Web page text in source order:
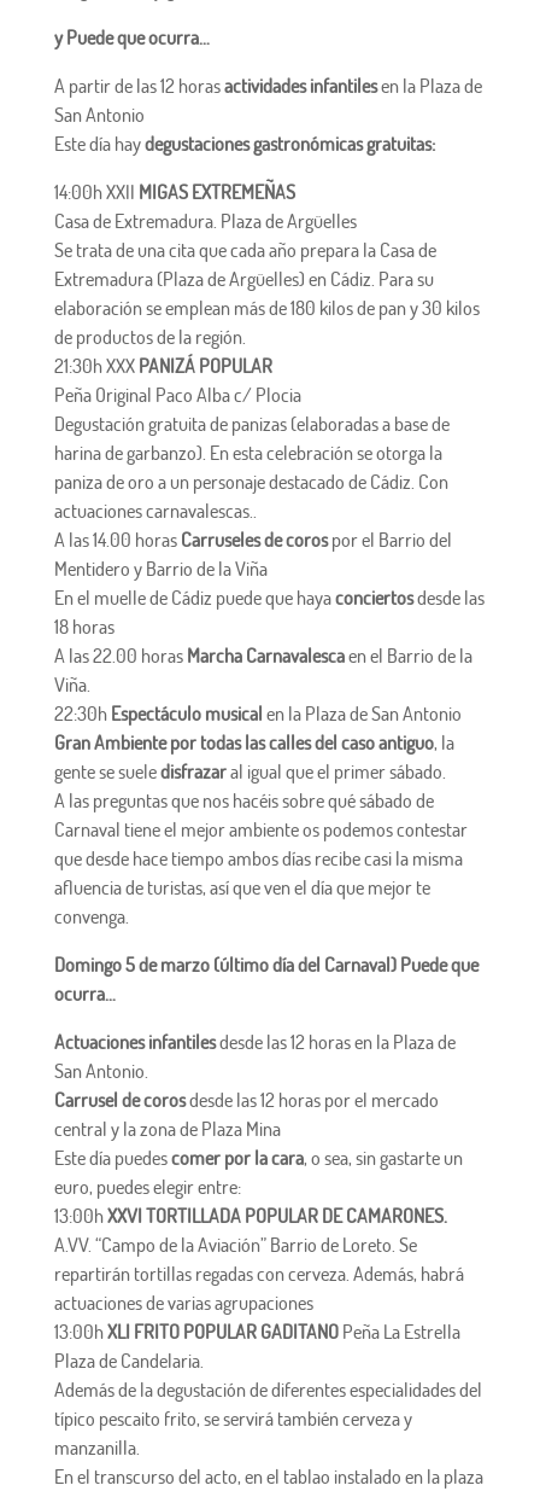
y Puede que ocurra…
A partir de las 12 horasactividades infantilesen la Plaza de
San Antonio
Este día haydegustaciones gastronómicas gratuitas:
14:00h XXII MIGAS EXTREMEÑAS
Casa de Extremadura. Plaza de Argüelles
Se trata de una cita que cada año prepara la Casa de
Extremadura (Plaza de Argüelles) en Cádiz. Para su
elaboración se emplean más de 180 kilos de pan y 30 kilos
de productos de la región.
21:30h XXX PANIZÁ POPULAR
Peña Original Paco Alba c/ Plocia
Degustación gratuita de panizas (elaboradas a base de
harina de garbanzo). En esta celebración se otorga la
paniza de oro a un personaje destacado de Cádiz. Con
actuaciones carnavalescas..
A las 14.00 horas Carruseles de corospor el Barrio del
Mentidero y Barrio de la Viña
En el muelle de Cádiz puede que hayaconciertosdesde las
18 horas
A las 22.00 horas Marcha Carnavalescaen el Barrio de la
Viña.
22:30h Espectáculo musical en la Plaza de San Antonio
Gran Ambiente por todas las calles del caso antiguo, la
gente se sueledisfrazaral igual que el primer sábado.
A las preguntas que nos hacéis sobre qué sábado de
Carnaval tiene el mejor ambiente os podemos contestar
que desde hace tiempo ambos días recibe casi la misma
afluencia de turistas, así que ven el día que mejor te
convenga.
Domingo 5 de marzo (último día del Carnaval) Puede que
ocurra…
Actuaciones infantilesdesde las 12 horas en la Plaza de
San Antonio.
Carrusel de corosdesde las 12 horas por el mercado
central y la zona de Plaza Mina
Este día puedescomer por la cara, o sea, sin gastarte un
euro, puedes elegir entre:
13:00hXXVI TORTILLADA POPULAR DE CAMARONES.
A.VV. “Campo de la Aviación” Barrio de Loreto. Se
repartirán tortillas regadas con cerveza. Además, habrá
actuaciones de varias agrupaciones
13:00hXLI FRITO POPULAR GADITANO Peña La Estrella
Plaza de Candelaria.
Además de la degustación de diferentes especialidades del
típico pescaito frito, se servirá también cerveza y
manzanilla.
En el transcurso del acto, en el tablao instalado en la plaza